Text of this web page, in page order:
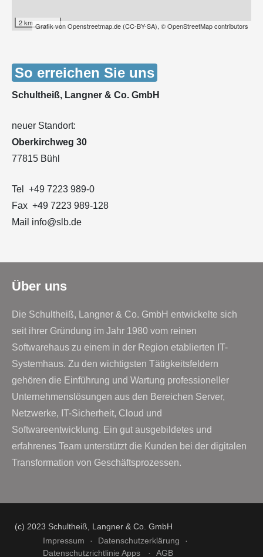
2 km Grafik vonOpenstreetmap.de (CC-BY-SA), © OpenStreetMap contributors
So erreichen Sie uns
Schultheiß, Langner & Co. GmbH
neuer Standort:
Oberkirchweg 30
77815 Bühl
Tel +49 7223 989-0
Fax +49 7223 989-128
Mail info@slb.de
Über uns
Die Schultheiß, Langner & Co. GmbH entwickelte sich
seit ihrer Gründung im Jahr 1980 vom reinen
Softwarehaus zu einem in der Region etablierten IT-
Systemhaus. Zu den wichtigsten Tätigkeitsfeldern
gehören die Einführung und Wartung professioneller
Unternehmenslösungen aus den Bereichen Server,
Netzwerke, IT-Sicherheit, Cloud und
Softwareentwicklung. Ein gut ausgebildetes und
erfahrenes Team unterstützt die Kunden bei der digitalen
Transformation von Geschäftsprozessen.
(c) 2023 Schultheiß, Langner & Co. GmbH
Impressum
Datenschutzerklärung
Datenschutzrichtlinie Apps
AGB